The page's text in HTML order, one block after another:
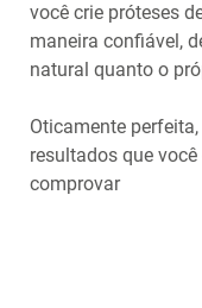
você crie próteses
maneira confiável,
natural quanto o
Oticamente
resultados que
comprovar